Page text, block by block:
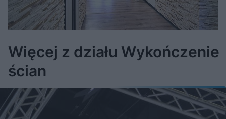
Więcej z działu Wykończenie
ścian